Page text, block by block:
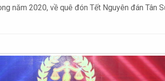
năm 2020, về quê đón Tết Nguyên đán Tân